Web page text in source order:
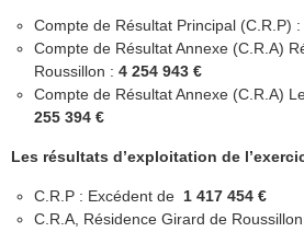
Compte de Résultat Principal (C.R.P) :
Compte de Résultat Annexe (C.R.A)
Roussillon : 4 254 943 €
Compte de Résultat Annexe (C.R.A)
255 394 €
Les résultats d’exploitation de
C.R.P : Excédent de 1 417 454 €
C.R.A, Résidence Girard de